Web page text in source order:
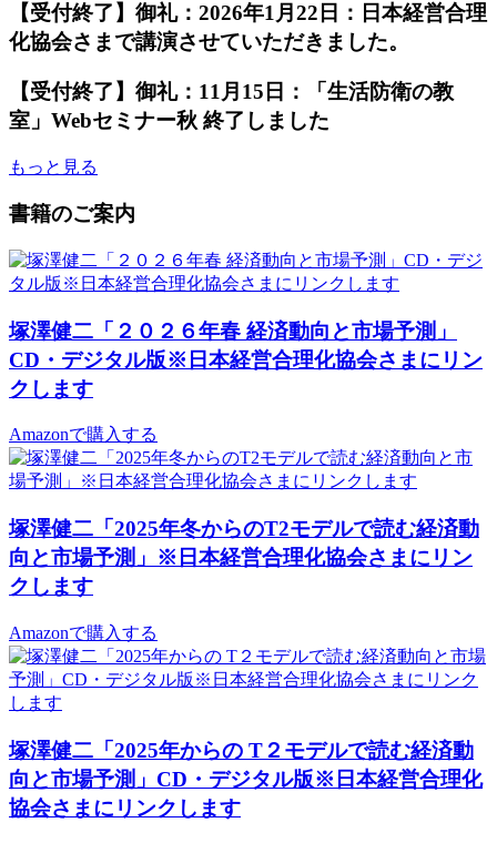
【受付終了】御礼：2026年1月22日：日本経営合理
化協会さまで講演させていただきました。
【受付終了】御礼：11月15日：「生活防衛の教
室」Webセミナー秋 終了しました
もっと見る
書籍のご案内
塚澤健二「２０２６年春 経済動向と市場予測」
CD・デジタル版※日本経営合理化協会さまにリン
クします
Amazonで購入する
塚澤健二「2025年冬からのT2モデルで読む経済動
向と市場予測」※日本経営合理化協会さまにリン
クします
Amazonで購入する
塚澤健二「2025年からの T２モデルで読む経済動
向と市場予測」CD・デジタル版※日本経営合理化
協会さまにリンクします